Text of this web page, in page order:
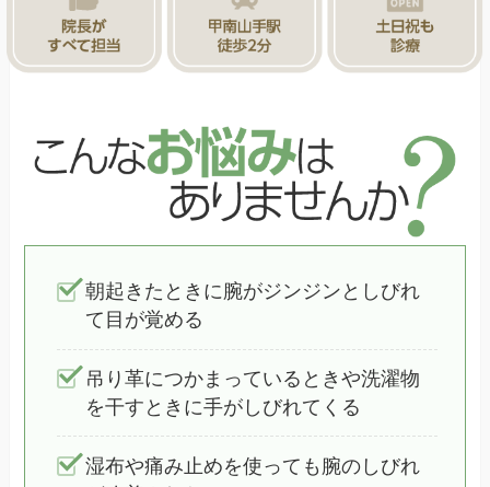
朝起きたときに腕がジンジンとしびれ
て目が覚める
吊り革につかまっているときや洗濯物
を干すときに手がしびれてくる
湿布や痛み止めを使っても腕のしびれ